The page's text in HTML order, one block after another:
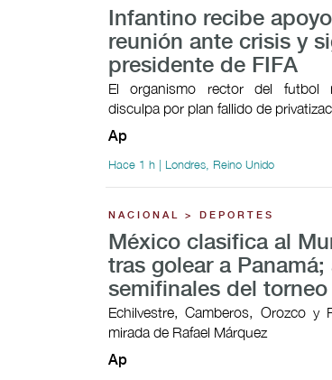
Infantino recibe
reunión ante crisis y
presidente de FIFA
El organismo rector del futbol
disculpa por plan fallido de
Ap
Hace 1 h | Londres, Reino Unido
NACIONAL > DEPORTES
México clasifica al
tras golear a Panamá;
semifinales del
Echilvestre, Camberos, Orozco y
mirada de Rafael Márquez
Ap